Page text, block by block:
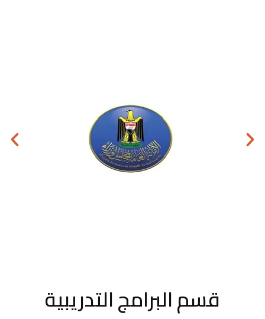
قسم البرامج التدريبية